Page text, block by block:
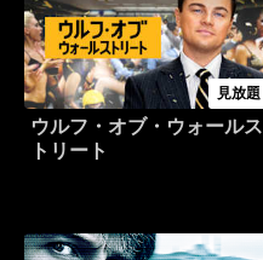
見放題
ウルフ・オブ・ウォールス
トリート